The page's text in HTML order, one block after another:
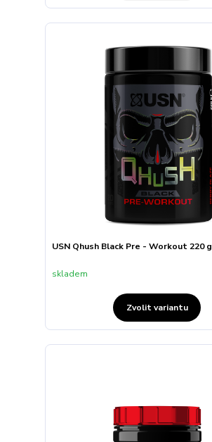
USN Qhush Black Pre - Workout 220 g
skladem
Zvolit variantu